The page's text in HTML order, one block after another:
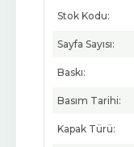
Stok Kodu:
Sayfa Sayısı:
Baskı:
Basım Tarihi:
Kapak Türü: